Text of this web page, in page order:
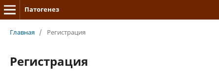
Патогенез
Главная / Регистрация
Регистрация